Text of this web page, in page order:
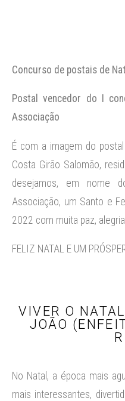
Concurso de postais de
Postal vencedor do I
Associação
É com a imagem do
Costa Girão Salomão,
desejamos, em nome
Associação, um Santo e
2022 com muita paz,
FELIZ NATAL E UM
VIVER O
JOÃO
No Natal, a época mais
mais interessantes,